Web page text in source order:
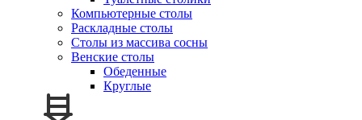
Компьютерные столы
Раскладные столы
Столы из массива сосны
Венские столы
Обеденные
Круглые